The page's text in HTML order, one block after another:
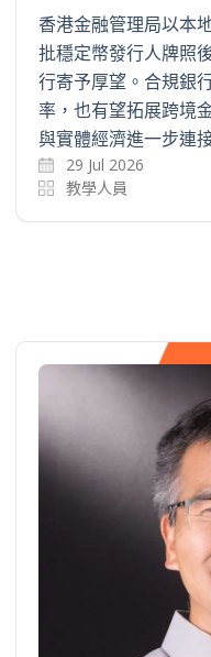
香港金融管理局以本
批穩定幣發行人牌照
行寄予厚望。合規銀
率，也有望拓展跨境
與實體經濟進一步連
29 Jul 2026
教學人員